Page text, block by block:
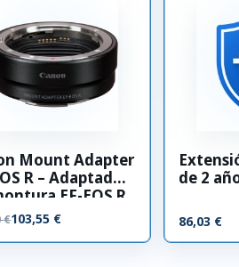
Mount Adapter
R – Adaptador
EF-EOS R
€103,55 €
de 2
86,03 €